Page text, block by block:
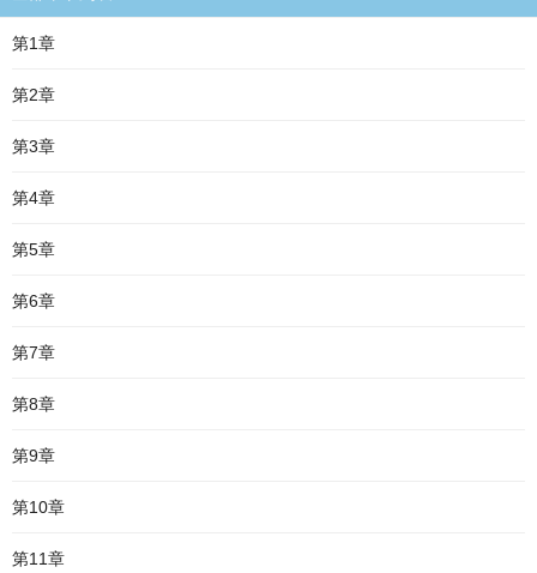
第1章
第2章
第3章
第4章
第5章
第6章
第7章
第8章
第9章
第10章
第11章